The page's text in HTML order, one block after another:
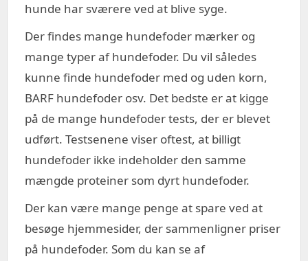
hunde har sværere ved at blive syge.
Der findes mange hundefoder mærker og
mange typer af hundefoder. Du vil således
kunne finde hundefoder med og uden korn,
BARF hundefoder osv. Det bedste er at kigge
på de mange hundefoder tests, der er blevet
udført. Testsenene viser oftest, at billigt
hundefoder ikke indeholder den samme
mængde proteiner som dyrt hundefoder.
Der kan være mange penge at spare ved at
besøge hjemmesider, der sammenligner priser
på hundefoder. Som du kan se af